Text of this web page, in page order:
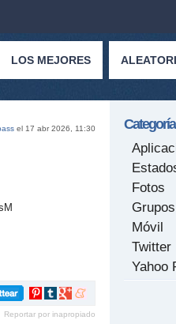
LOS MEJORES
el 17 abr 2026, 11:30
Compartir
Pinterest
Compartir
tumblr
Compartir
Google+
Compartir
meneame
Reportar por inapropiado
Fotos
Móvil
Twitter
Yahoo